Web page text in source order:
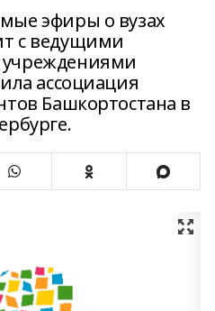
эфиры о вузах
с ведущими
ассоциация
Башкортостана в